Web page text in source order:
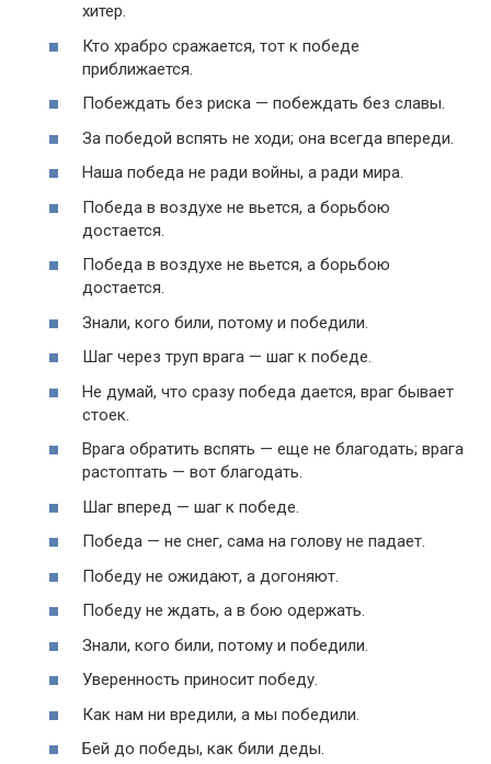
хитер.
Кто храбро сражается, тот к победе
приближается.
Побеждать без риска — побеждать без славы.
За победой вспять не ходи; она всегда впереди.
Наша победа не ради войны, а ради мира.
Победа в воздухе не вьется, а борьбою
достается.
Победа в воздухе не вьется, а борьбою
достается.
Знали, кого били, потому и победили.
Шаг через труп врага — шаг к победе.
Не думай, что сразу победа дается, враг бывает
стоек.
Врага обратить вспять — еще не благодать; врага
растоптать — вот благодать.
Шаг вперед — шаг к победе.
Победа — не снег, сама на голову не падает.
Победу не ожидают, а догоняют.
Победу не ждать, а в бою одержать.
Знали, кого били, потому и победили.
Уверенность приносит победу.
Как нам ни вредили, а мы победили.
Бей до победы, как били деды.